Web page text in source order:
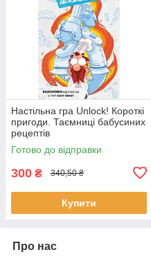
Настільна гра Unlock! Короткі
пригоди. Таємниці бабусиних
рецептів
Готово до відправки
300 ₴ 340,50 ₴
Купити
Про нас